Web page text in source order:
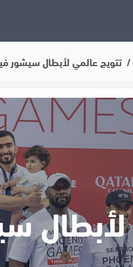
تتويج عالمي لأبطال سيشور